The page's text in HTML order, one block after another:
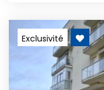
volumes agréables
fonctionnelle idéale
premier niveau se
espace de
lumineuse, une
chambres, un WC
Exclusivité